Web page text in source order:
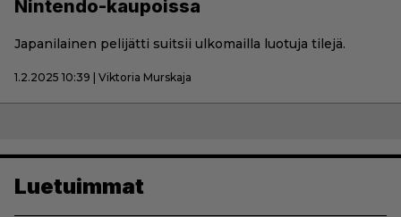
Nintendo-kaupoissa
Japanilainen pelijätti suitsii ulkomailla luotuja tilejä.
1.2.2025 10:39 | Viktoria Murskaja
Luetuimmat